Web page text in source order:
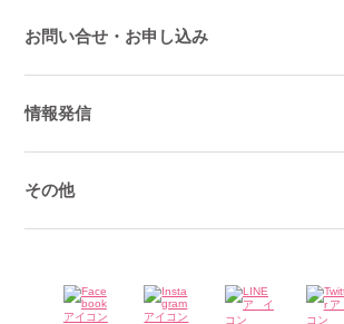
お問い合せ・お申し込み
情報発信
その他